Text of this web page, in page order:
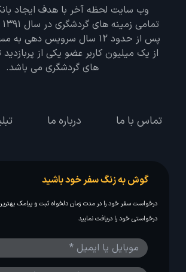
وب سایت لحظه آخر با هدف ایجاد
پس از حدود 12 سال سرویس دهی
از یک میلیون کاربر عضو یکی از پربازدید
های گردشگری می باشد.
تماس با ما درباره ما
گوش به زنگ سفر خود باشید
درخواست سفر خود را در مدت زمان دلخواه ثبت و پیامک
درخواستی خود را دریافت نمایید